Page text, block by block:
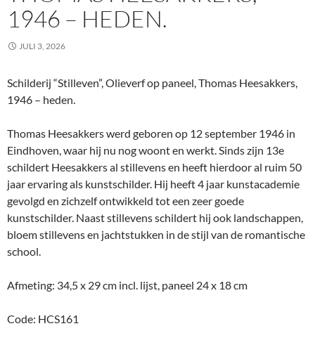
1946 – HEDEN.
JULI 3, 2026
Schilderij “Stilleven”, Olieverf op paneel, Thomas Heesakkers,
1946 – heden.
Thomas Heesakkers werd geboren op 12 september 1946 in
Eindhoven, waar hij nu nog woont en werkt. Sinds zijn 13e
schildert Heesakkers al stillevens en heeft hierdoor al ruim 50
jaar ervaring als kunstschilder. Hij heeft 4 jaar kunstacademie
gevolgd en zichzelf ontwikkeld tot een zeer goede
kunstschilder. Naast stillevens schildert hij ook landschappen,
bloem stillevens en jachtstukken in de stijl van de romantische
school.
Afmeting: 34,5 x 29 cm incl. lijst, paneel 24 x 18 cm
Code: HCS161